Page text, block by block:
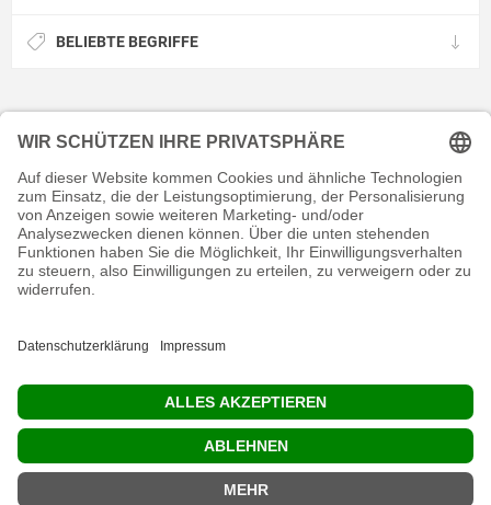
BELIEBTE BEGRIFFE
KONTAKT
RECHTLICHES
INFORMATIVES
MEIN KONTO